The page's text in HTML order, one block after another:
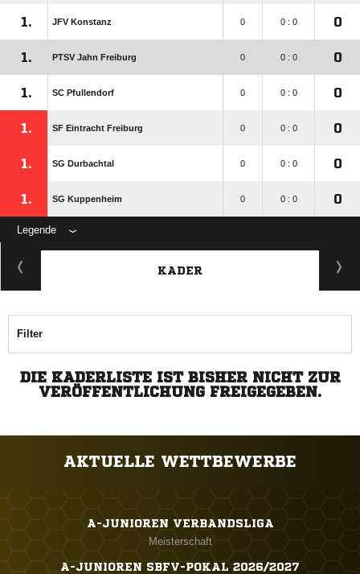
1. JFV Konstanz 0 0 : 0 0
1. PTSV Jahn Freiburg 0 0 : 0 0
1. SC Pfullendorf 0 0 : 0 0
1. SF Eintracht Freiburg 0 0 : 0 0
1. SG Durbachtal 0 0 : 0 0
1. SG Kuppenheim 0 0 : 0 0
Legende
KADER
Filter
DIE KADERLISTE IST BISHER NICHT ZUR
VERÖFFENTLICHUNG FREIGEGEBEN.
AKTUELLE WETTBEWERBE
A-JUNIOREN VERBANDSLIGA
Meisterschaft
A-JUNIOREN SBFV-POKAL 2026/2027